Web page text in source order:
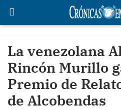
La venezolana
Rincón Murillo
Premio de
de Alcobendas